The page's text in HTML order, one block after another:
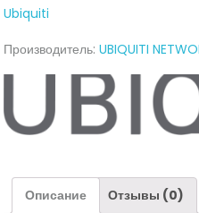
Wi-
Fi
Ubiquiti
Производитель:UBIQUITI
Описание Отзывы (0)